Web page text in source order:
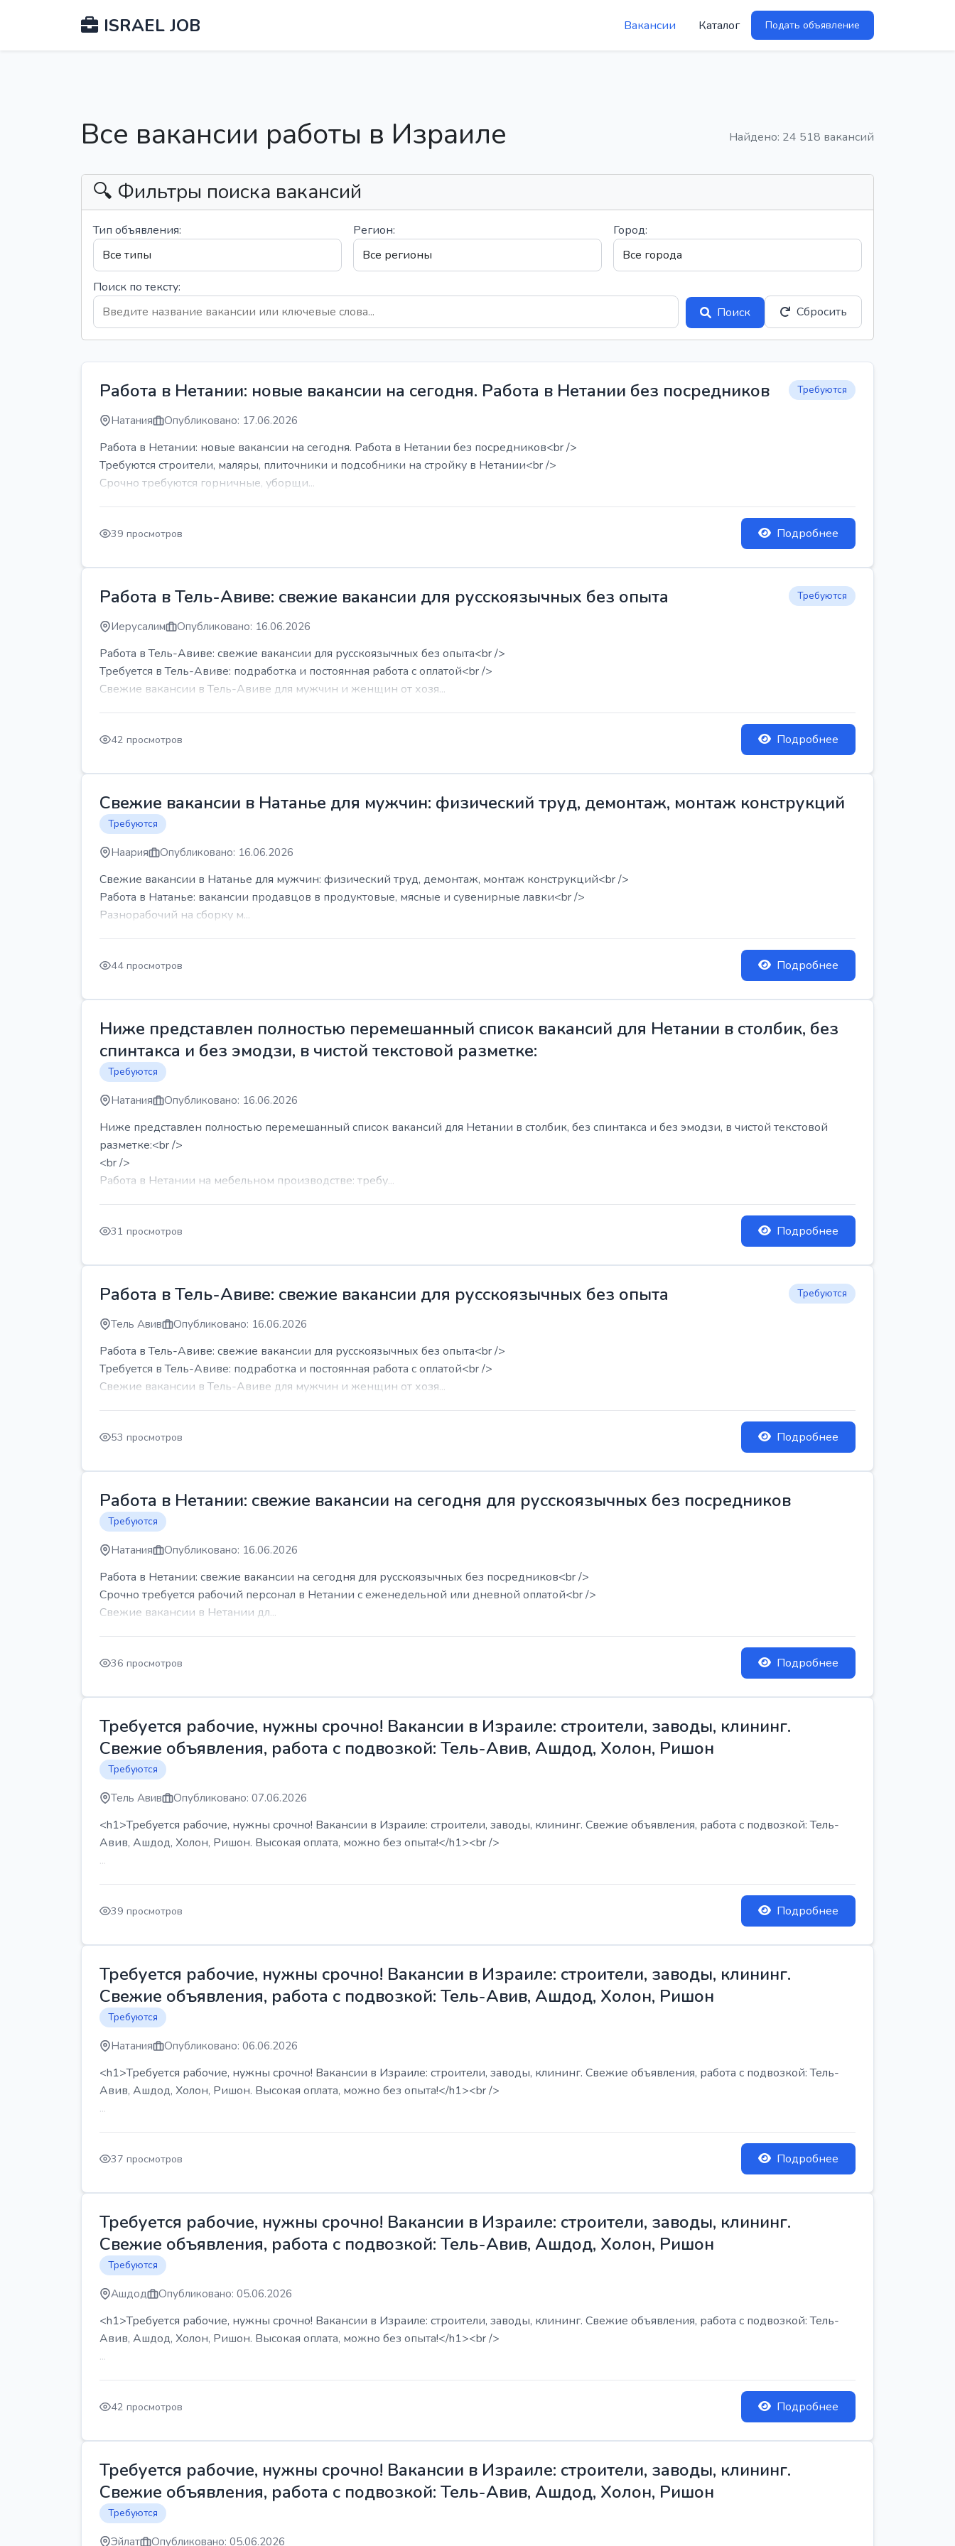
ISRAEL JOB Вакансии Каталог Подать объявление
Все вакансии работы в Израиле Найдено: 24 518 вакансий
🔍 Фильтры поиска вакансий
Тип объявления: Регион: Город:
Поиск по тексту:
Поиск
Сбросить
Работа в Нетании: новые вакансии на сегодня. Работа в Нетании без посредников Требуются
Натания Опубликовано: 17.06.2026
Работа в Нетании: новые вакансии на сегодня. Работа в Нетании без посредников<br />
Требуются строители, маляры, плиточники и подсобники на стройку в Нетании<br />
Срочно требуются горничные, уборщи...
39 просмотров Подробнее
Работа в Тель-Авиве: свежие вакансии для русскоязычных без опыта Требуются
Иерусалим Опубликовано: 16.06.2026
Работа в Тель-Авиве: свежие вакансии для русскоязычных без опыта<br />
Требуется в Тель-Авиве: подработка и постоянная работа с оплатой<br />
Свежие вакансии в Тель-Авиве для мужчин и женщин от хозя...
42 просмотров Подробнее
Свежие вакансии в Натанье для мужчин: физический труд, демонтаж, монтаж конструкций
Требуются
Наария Опубликовано: 16.06.2026
Свежие вакансии в Натанье для мужчин: физический труд, демонтаж, монтаж конструкций<br />
Работа в Натанье: вакансии продавцов в продуктовые, мясные и сувенирные лавки<br />
Разнорабочий на сборку м...
44 просмотров Подробнее
Ниже представлен полностью перемешанный список вакансий для Нетании в столбик, без
спинтакса и без эмодзи, в чистой текстовой разметке:
Требуются
Натания Опубликовано: 16.06.2026
Ниже представлен полностью перемешанный список вакансий для Нетании в столбик, без спинтакса и без эмодзи, в чистой текстовой
разметке:<br />
<br />
Работа в Нетании на мебельном производстве: требу...
31 просмотров Подробнее
Работа в Тель-Авиве: свежие вакансии для русскоязычных без опыта Требуются
Тель Авив Опубликовано: 16.06.2026
Работа в Тель-Авиве: свежие вакансии для русскоязычных без опыта<br />
Требуется в Тель-Авиве: подработка и постоянная работа с оплатой<br />
Свежие вакансии в Тель-Авиве для мужчин и женщин от хозя...
53 просмотров Подробнее
Работа в Нетании: свежие вакансии на сегодня для русскоязычных без посредников
Требуются
Натания Опубликовано: 16.06.2026
Работа в Нетании: свежие вакансии на сегодня для русскоязычных без посредников<br />
Срочно требуется рабочий персонал в Нетании с еженедельной или дневной оплатой<br />
Свежие вакансии в Нетании дл...
36 просмотров Подробнее
Требуется рабочие, нужны срочно! Вакансии в Израиле: строители, заводы, клининг.
Свежие объявления, работа с подвозкой: Тель-Авив, Ашдод, Холон, Ришон
Требуются
Тель Авив Опубликовано: 07.06.2026
<h1>Требуется рабочие, нужны срочно! Вакансии в Израиле: строители, заводы, клининг. Свежие объявления, работа с подвозкой: Тель-
Авив, Ашдод, Холон, Ришон. Высокая оплата, можно без опыта!</h1><br />
...
39 просмотров Подробнее
Требуется рабочие, нужны срочно! Вакансии в Израиле: строители, заводы, клининг.
Свежие объявления, работа с подвозкой: Тель-Авив, Ашдод, Холон, Ришон
Требуются
Натания Опубликовано: 06.06.2026
<h1>Требуется рабочие, нужны срочно! Вакансии в Израиле: строители, заводы, клининг. Свежие объявления, работа с подвозкой: Тель-
Авив, Ашдод, Холон, Ришон. Высокая оплата, можно без опыта!</h1><br />
...
37 просмотров Подробнее
Требуется рабочие, нужны срочно! Вакансии в Израиле: строители, заводы, клининг.
Свежие объявления, работа с подвозкой: Тель-Авив, Ашдод, Холон, Ришон
Требуются
Ашдод Опубликовано: 05.06.2026
<h1>Требуется рабочие, нужны срочно! Вакансии в Израиле: строители, заводы, клининг. Свежие объявления, работа с подвозкой: Тель-
Авив, Ашдод, Холон, Ришон. Высокая оплата, можно без опыта!</h1><br />
...
42 просмотров Подробнее
Требуется рабочие, нужны срочно! Вакансии в Израиле: строители, заводы, клининг.
Свежие объявления, работа с подвозкой: Тель-Авив, Ашдод, Холон, Ришон
Требуются
Эйлат Опубликовано: 05.06.2026